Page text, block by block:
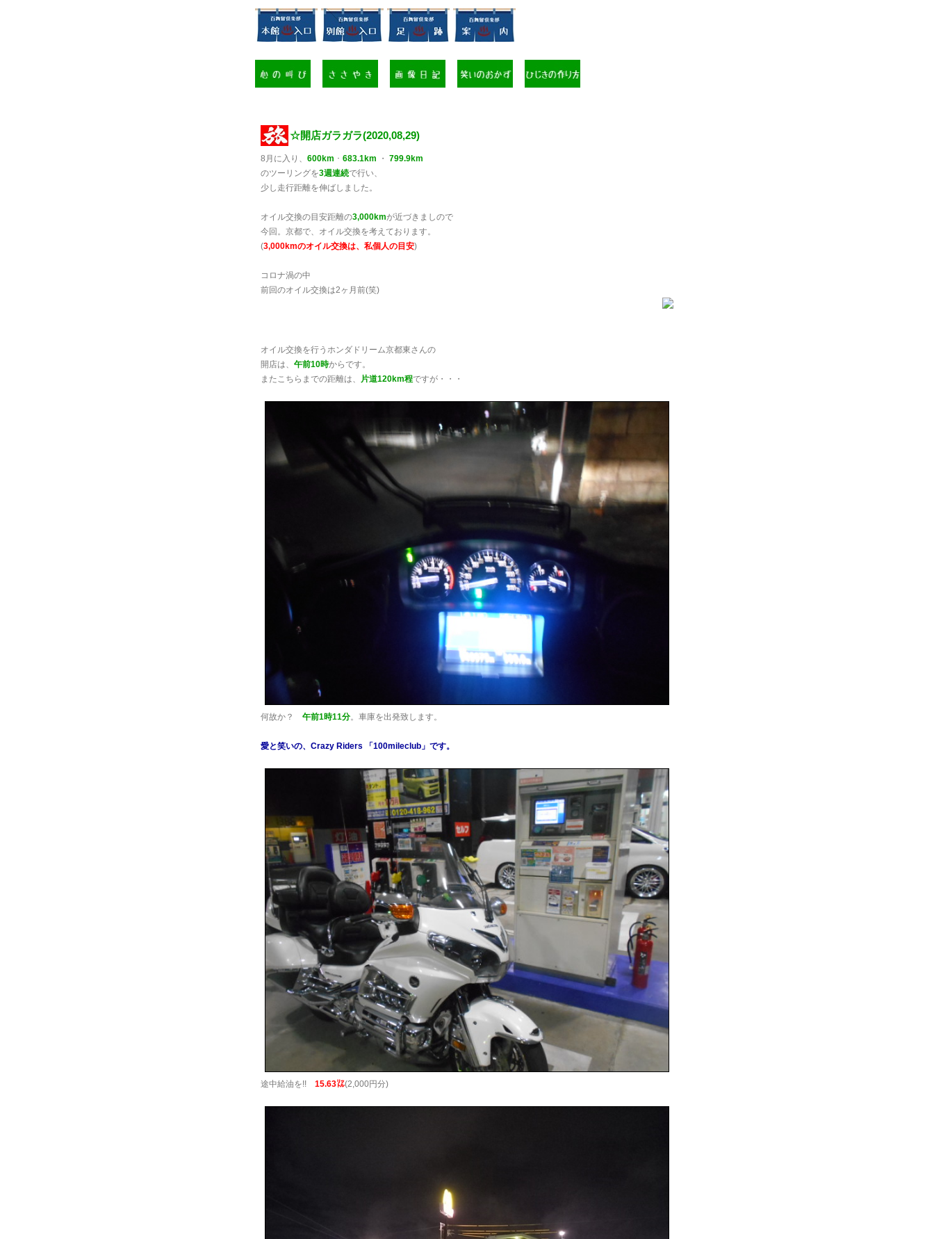
☆開店ガラガラ(2020,08,29)
8月に入り、 600km ･ 683.1km ・ 799.9km
のツーリングを3週連続で行い、
少し走行距離を伸ばしました。
オイル交換の目安距離の3,000kmが近づきましので
今回。京都で、オイル交換を考えております。
(3,000kmのオイル交換は、私個人の目安)
コロナ渦の中
前回のオイル交換は2ヶ月前(笑)
オイル交換を行うホンダドリーム京都東さんの
開店は、 午前10時からです。
またこちらまでの距離は、 片道120km程ですが・・・
何故か？ 午前1時11分。車庫を出発致します。
愛と笑いの、Crazy Riders 「100mileclub」です。
途中給油を!! 15.63㍑(2,000円分)